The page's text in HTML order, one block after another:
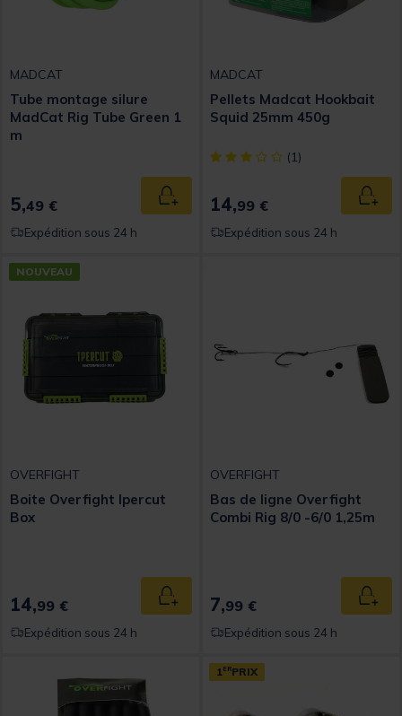
MADCAT
Tube montage silure
MadCat Rig Tube Green 1
m
5,49 € Ajouter au panier
Expédition sous 24 h
MADCAT
Pellets Madcat Hookbait
Squid 25mm 450g
[object Object] out of 5
(1)
14,99 €
Expédition sous 24 h
NOUVEAU
OVERFIGHT
Boite Overfight Ipercut
Box
14,99 € Ajouter au panier
Expédition sous 24 h
OVERFIGHT
Bas de ligne Overfight
Combi Rig 8/0 -6/0 1,25m
7,99 €
Expédition sous 24 h
1ERPRIX